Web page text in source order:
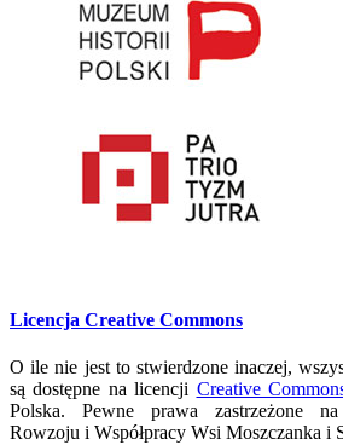
Licencja Creative Commons
O ile nie jest to stwierdzone inaczej,
są dostępne na licencji Creative
Polska. Pewne prawa zastrzeżone
Rowzoju i Współpracy Wsi Moszczanka i